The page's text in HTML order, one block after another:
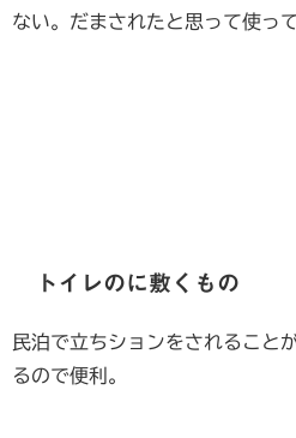
ない。だまされたと思って使っ
トイレのに敷くもの
民泊で立ちションをされること
るので便利。